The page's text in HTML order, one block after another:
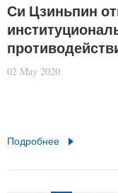
Си Цзиньпин
02 May 2020
Подробнее